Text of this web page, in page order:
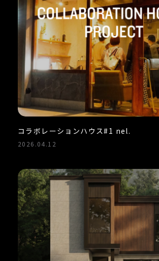
コラボレーションハウス#1 nel.
2026.04.12